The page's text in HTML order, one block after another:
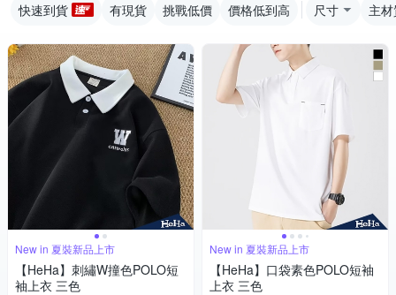
快速到貨 有現貨 挑戰低價 價格低到高 尺寸 主
New in 夏裝新品上市
【HeHa】刺繡W撞色POLO短
袖上衣 三色
New in 夏裝新品上市
【HeHa】口袋素色POLO短袖
上衣 三色